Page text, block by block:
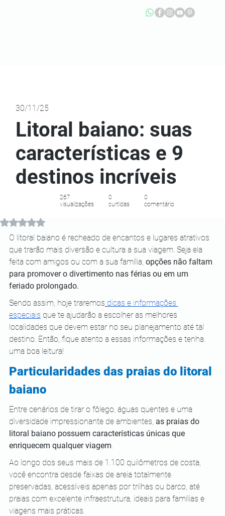
Avaliado com NaN de 5 estrelas.
O litoral baiano é recheado de encantos e lugares atrativos
que trarão mais diversão e cultura a sua viagem. Seja ela
feita com amigos ou com a sua família, opções não faltam
para promover o divertimento nas férias ou em um
feriado prolongado.
Sendo assim, hoje traremos dicas e informações
especiais que te ajudarão a escolher as melhores
localidades que devem estar no seu planejamento até tal
destino. Então, fique atento a essas informações e tenha
uma boa leitura!
Particularidades das praias do litoral
baiano
Entre cenários de tirar o fôlego, águas quentes e uma
diversidade impressionante de ambientes, as praias do
litoral baiano possuem características únicas que
enriquecem qualquer viagem.
Ao longo dos seus mais de 1.100 quilômetros de costa,
você encontra desde faixas de areia totalmente
preservadas, acessíveis apenas por trilhas ou barco, até
praias com excelente infraestrutura, ideais para famílias e
viagens mais práticas.
267
visualizações
0
curtidas
0
comentário
Litoral baiano: suas
características e 9
destinos incríveis
30/11/25